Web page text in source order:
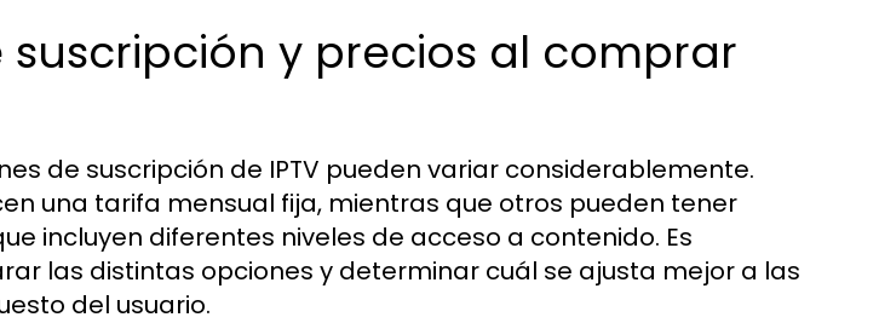
suscripción y precios al comprar
de suscripción de IPTV pueden variar considerablemente.
una tarifa mensual fija, mientras que otros pueden tener
incluyen diferentes niveles de acceso a contenido. Es
las distintas opciones y determinar cuál se ajusta mejor a las
del usuario.